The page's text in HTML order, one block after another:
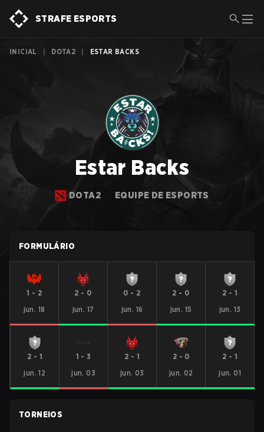
STRAFE ESPORTS
INICIAL DOTA2 ESTAR BACKS
Estar Backs
DOTA2 EQUIPE DE ESPORTS
FORMULÁRIO
1 - 2
jun. 18
2 - 0
jun. 17
0 - 2
jun. 16
2 - 0
jun. 15
2 - 1
jun. 13
2 - 1
jun. 12
1 - 3
jun. 03
2 -1
jun. 03
2 - 0
jun. 02
2 - 1
jun. 01
TORNEIOS